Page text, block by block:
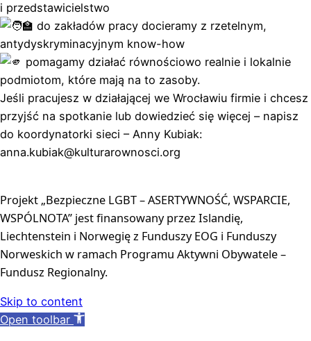
i przedstawicielstwo
do zakładów pracy docieramy z rzetelnym,
antydyskryminacyjnym know-how
pomagamy działać równościowo realnie i lokalnie
podmiotom, które mają na to zasoby.
Jeśli pracujesz w działającej we Wrocławiu firmie i chcesz
przyjść na spotkanie lub dowiedzieć się więcej – napisz
do koordynatorki sieci – Anny Kubiak:
anna.kubiak@kulturarownosci.org
Projekt „Bezpieczne LGBT – ASERTYWNOŚĆ, WSPARCIE,
WSPÓLNOTA” jest finansowany przez Islandię,
Liechtenstein i Norwegię z Funduszy EOG i Funduszy
Norweskich w ramach Programu Aktywni Obywatele –
Fundusz Regionalny.
Skip to content
Open toolbar